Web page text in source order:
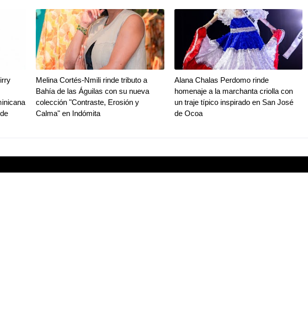
Melina Cortés-Nmili rinde tributo a
Bahía de las Águilas con su nueva
colección "Contraste, Erosión y
Calma" en Indómita
Alana Chalas Perdomo rinde
homenaje a la marchanta criolla con
un traje típico inspirado en San José
de Ocoa